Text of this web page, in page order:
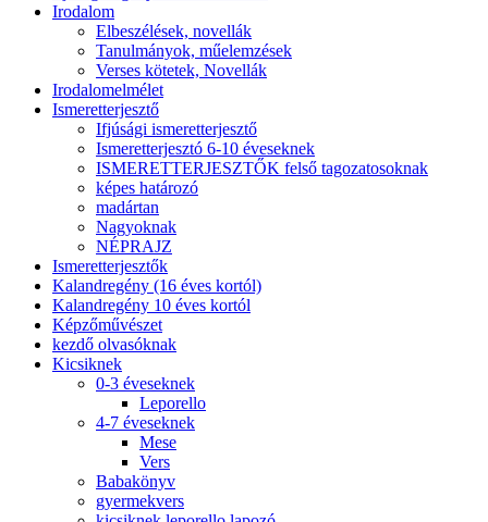
Irodalom
Elbeszélések, novellák
Tanulmányok, műelemzések
Verses kötetek, Novellák
Irodalomelmélet
Ismeretterjesztő
Ifjúsági ismeretterjesztő
Ismeretterjesztó 6-10 éveseknek
ISMERETTERJESZTŐK felső tagozatosoknak
képes határozó
madártan
Nagyoknak
NÉPRAJZ
Ismeretterjesztők
Kalandregény (16 éves kortól)
Kalandregény 10 éves kortól
Képzőművészet
kezdő olvasóknak
Kicsiknek
0-3 éveseknek
Leporello
4-7 éveseknek
Mese
Vers
Babakönyv
gyermekvers